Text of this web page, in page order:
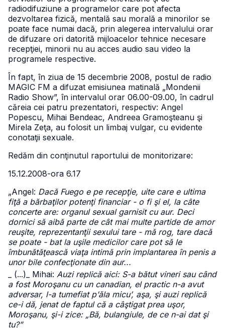
radiodifuziune a programelor care pot afecta
dezvoltarea fizică, mentală sau morală a minorilor se
poate face numai dacă, prin alegerea intervalului orar
de difuzare ori datorită mijloacelor tehnice necesare
recepţiei, minorii nu au acces audio sau video la
programele respective.
În fapt, în ziua de 15 decembrie 2008, postul de radio
MAGIC FM a difuzat emisiunea matinală „Mondenii
Radio Show”, în intervalul orar 06.00-09.00, în cadrul
căreia cei patru prezentatori, respectiv: Angel
Popescu, Mihai Bendeac, Andreea Gramoşteanu şi
Mirela Zeţa, au folosit un limbaj vulgar, cu evidente
conotaţii sexuale.
Redăm din conţinutul raportului de monitorizare:
15.12.2008-ora 6.17
„Angel: Dacă Fuego e pe recepţie, uite care e ultima
fiţă a bărbaţilor potenţi financiar - o fi şi el, la câte
concerte are: organul sexual garnisit cu aur. Deci
dornici să aibă parte de cât mai multe partide de amor
reuşite, reprezentanţii sexului tare - mă rog, tare dacă
se poate - bat la uşile medicilor care pot să le
îmbunătăţească viaţa intimă prin implantarea în penis a
unor bile confecţionate din aur...
_ (...) _ Mihai: Auzi replică aici: S-a bătut vineri sau când
a fost Moroşanu cu un canadian, el practic n-a avut
adversar, l-a tumefiat p’ăla micu’, aşa, şi auzi replică
ce-i dă, jenat de faptul că a câştigat prea uşor,
Moroşanu, şi-i zice: „Bă, bulangiule, de ce n-ai dat şi
tu?”